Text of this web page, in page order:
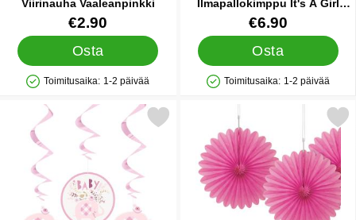
Viirinauha Vaaleanpinkki
Tuote.nro 9978€2.90
Osta
Saatavuus: Varastossa
Toimitusaika: 1-2 päivää
Ilmapallokimppu It's A Girl
Valikoima
Tuote.nro 35084
€6.90
Osta
Saatavuus: Varastossa
Toimitusaika: 1-2 päivää
babyshower Riippuvat Swirls Koristeet Norsu Pinkit suosikiksi
Merkitse riippuvat